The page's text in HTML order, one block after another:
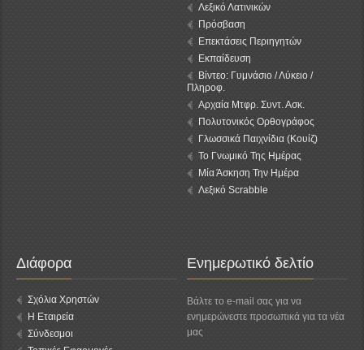
Λεξικό Λατινικών
Πρόσβαση
Επεκτάσεις Περιηγητών
Εκπαίδευση
Βίντεο: Γυμνάσιο / Λύκειο /
Πληροφ.
Αρχαία Μτφρ. Συντ. Ασκ.
Πολυτονικός Ορθογράφος
Γλωσσικά Παιχνίδια (Κουίζ)
Το Γνωμικό Της Ημέρας
Μία Άσκηση Την Ημέρα
Λεξικό Scrabble
Διάφορα
Σχόλια Χρηστών
Η Εταιρεία
Σύνδεσμοι
Ενημερωτικό δελτίο
Βάλτε το e-mail σας για να
ενημερώνεστε προσωπικά για τα νέα
μας